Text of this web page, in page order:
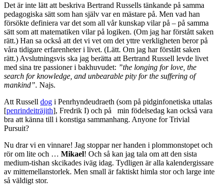
Det är inte lätt att beskriva Bertrand Russells tänkande på samma
pedagogiska sätt som han själv var en mästare på. Men vad han
försökte definiera var det som all vår kunskap vilar på – på samma
sätt som att matematiken vilar på logiken. (Om jag har förstått saken
rätt.) Han sa också att det vi vet om det yttre verkligheten beror på
våra tidigare erfarenheter i livet. (Lätt. Om jag har förstått saken
rätt.) Avslutningsvis ska jag berätta att Bertrand Russell levde livet
med sina tre passioner i bakhuvudet: ”the longing for love, the
search for knowledge, and unbearable pity for the suffering of
mankind”. Najs.
Att Russell dog i Penrhyndeudraeth (som på pidginfonetiska uttalas
[penrindeiträjith], Fredrik I) och på min födelsedag kan också vara
bra att känna till i konstiga sammanhang. Anyone for Trivial
Pursuit?
Nu drar vi en vinnare! Jag stoppar ner handen i plommonstopet och
rör om lite och … Mikael! Och så kan jag tala om att den sista
medium-tishan skcikades iväg idag. Tydligen är alla kalendergissare
av mittemellanstorlek. Men small är faktiskt himla stor och large inte
så väldigt stor.